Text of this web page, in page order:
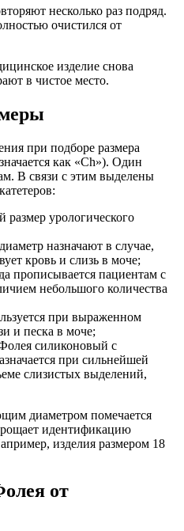
несколько раз подряд.
очистился от
изделие снова
в чистое место.
при подборе размера
как «Ch»). Один
В связи с этим выделены
размер урологического
назначают в случае,
кровь и слизь в моче;
прописывается пациентам с
небольшого количества
при выраженном
и песка в моче;
силиконовый с
при сильнейшей
слизистых выделений,
диаметром помечается
идентификацию
изделия размером 18
от